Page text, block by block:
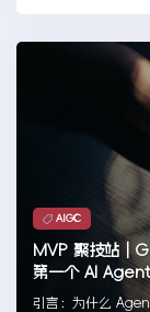
AIGC
MVP 聚技站｜
第一个 AI Agent
引言：为什么